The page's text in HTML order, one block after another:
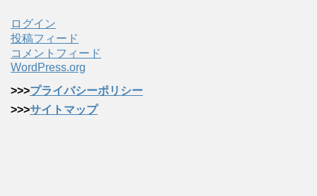
ログイン
投稿フィード
コメントフィード
WordPress.org
>>>プライバシーポリシー
>>>サイトマップ